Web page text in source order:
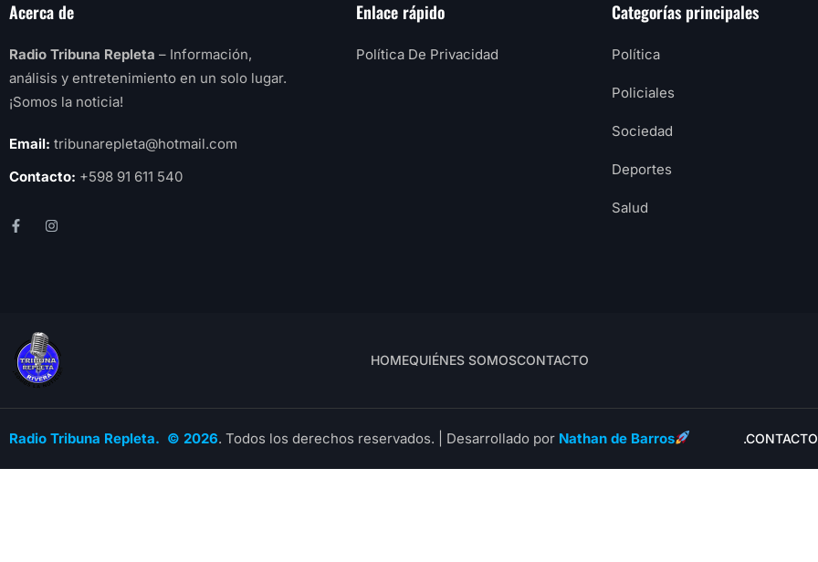
Acerca de
Radio Tribuna Repleta – Información,
análisis y entretenimiento en un solo lugar.
¡Somos la noticia!
Email: tribunarepleta@hotmail.com
Contacto: +598 91 611 540
Enlace rápido
Política De Privacidad
Categorías principales
Política
Policiales
Sociedad
Deportes
Salud
HOMEQUIÉNES SOMOSCONTACTO
Radio Tribuna Repleta. © 2026. Todos los derechos reservados. | Desarrollado por Nathan de Barros .CONTACTO